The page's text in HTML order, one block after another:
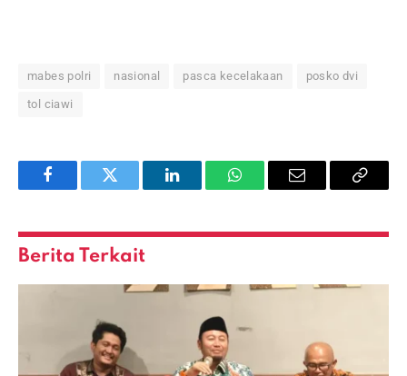
mabes polri nasional pasca kecelakaan posko dvi
tol ciawi
FacebookTwitter LinkedInWhatsAppEmail
Copy
Berita Terkait